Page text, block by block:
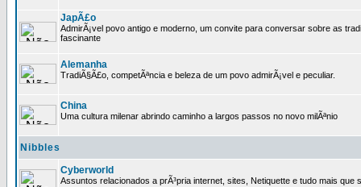
JapÃ£o
AdmirÃ¡vel povo antigo e moderno, um convite para conversar sobre as
fascinante
Alemanha
TradiÃ§Ã£o, competÃªncia e beleza de um povo admirÃ¡vel e peculiar.
China
Uma cultura milenar abrindo caminho a largos passos no novo milÃªnio
Nibbles
Cyberworld
Assuntos relacionados a prÃ³pria internet, sites, Netiquette e tudo mais que